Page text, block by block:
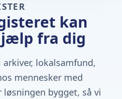
kan
fra dig
lokalsamfund,
mennesker med
løsningen bygget, så vi